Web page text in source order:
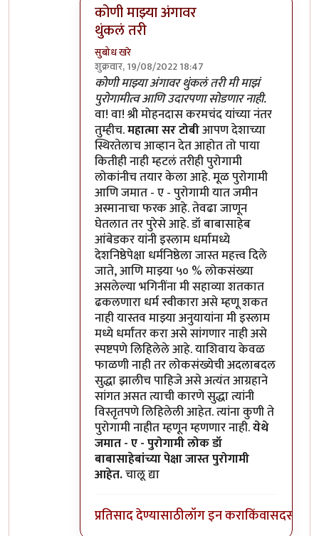
कोणी माझ्या अंगावर
थुंकलं तरी
सुबोध खरे
शुक्रवार, 19/08/2022 18:47
In reply toपुरोगामी आणि लिबरलby
कोणी माझ्या अंगावर थुंकलं तरी मी माझं
पुरोगामीत्व आणि उदारपणा सोडणार नाही.
वा! वा! श्री मोहनदास करमचंद यांच्या नंतर
तुम्हीच.महात्मा सर टोबीआपण देशाच्या
स्थिरतेलाच आव्हान देत आहोत तो पाया
कितीही नाही म्हटलं तरीही पुरोगामी
लोकांनीच तयार केला आहे. मूळ पुरोगामी
आणि जमात - ए - पुरोगामी यात जमीन
अस्मानाचा फरक आहे. तेवढा जाणून
घेतलात तर पुरेसे आहे. डॉ बाबासाहेब
आंबेडकर यांनी इस्लाम धर्मामध्ये
देशनिष्ठेपेक्षा धर्मनिष्ठेला जास्त महत्त्व दिले
जाते, आणि माझ्या ५० % लोकसंख्या
असलेल्या भगिनींना मी सहाव्या शतकात
ढकलणारा धर्म स्वीकारा असे म्हणू शकत
नाही यास्तव माझ्या अनुयायांना मी इस्लाम
मध्ये धर्मांतर करा असे सांगणार नाही असे
स्पष्टपणे लिहिलेले आहे. याशिवाय केवळ
फाळणी नाही तर लोकसंख्येची अदलाबदल
सुद्धा झालीच पाहिजे असे अत्यंत आग्रहाने
सांगत असत त्याची कारणे सुद्धा त्यांनी
विस्तृतपणे लिहिलेली आहेत. त्यांना कुणी ते
पुरोगामी नाहीत म्हणून म्हणणार नाही.येथे
जमात - ए - पुरोगामी लोक डॉ
बाबासाहेबांच्या पेक्षा जास्त पुरोगामी
आहेत.चालू द्या
प्रतिसाद देण्यासाठीलॉग इन कराकिंवासदस्य व्हा